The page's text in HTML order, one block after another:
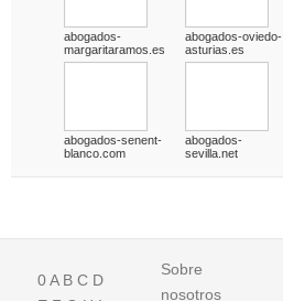
abogados-
margaritaramos.es
abogados-oviedo-
asturias.es
abogados-senent-
blanco.com
abogados-
sevilla.net
0A B C D
Sobre
nosotros